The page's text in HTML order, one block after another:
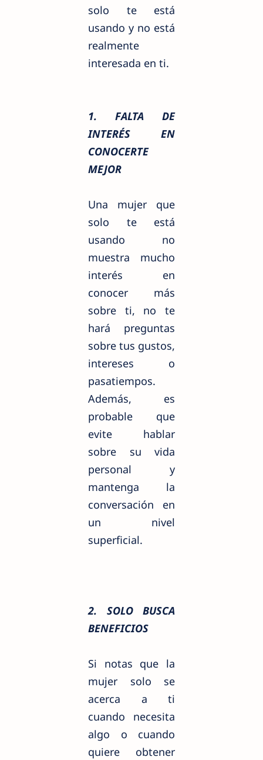
solo te está
usando y no está
realmente
interesada en ti.
1. FALTA DE
INTERÉS EN
CONOCERTE
MEJOR
Una mujer que
solo te está
usando no
muestra mucho
interés en
conocer más
sobre ti, no te
hará preguntas
sobre tus gustos,
intereses o
pasatiempos.
Además, es
probable que
evite hablar
sobre su vida
personal y
mantenga la
conversación en
un nivel
superficial.
2. SOLO BUSCA
BENEFICIOS
Si notas que la
mujer solo se
acerca a ti
cuando necesita
algo o cuando
quiere obtener